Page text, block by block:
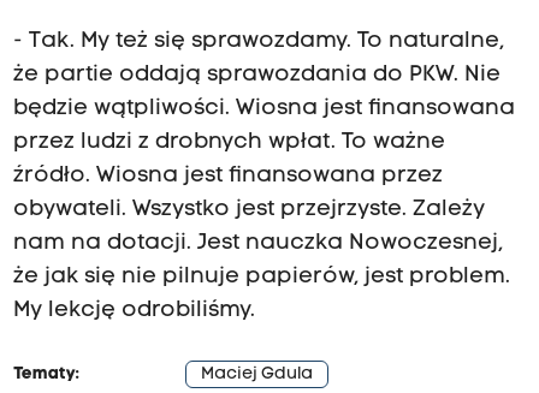
- Tak. My też się sprawozdamy. To naturalne,
że partie oddają sprawozdania do PKW. Nie
będzie wątpliwości. Wiosna jest finansowana
przez ludzi z drobnych wpłat. To ważne
źródło. Wiosna jest finansowana przez
obywateli. Wszystko jest przejrzyste. Zależy
nam na dotacji. Jest nauczka Nowoczesnej,
że jak się nie pilnuje papierów, jest problem.
My lekcję odrobiliśmy.
Tematy: Maciej Gdula